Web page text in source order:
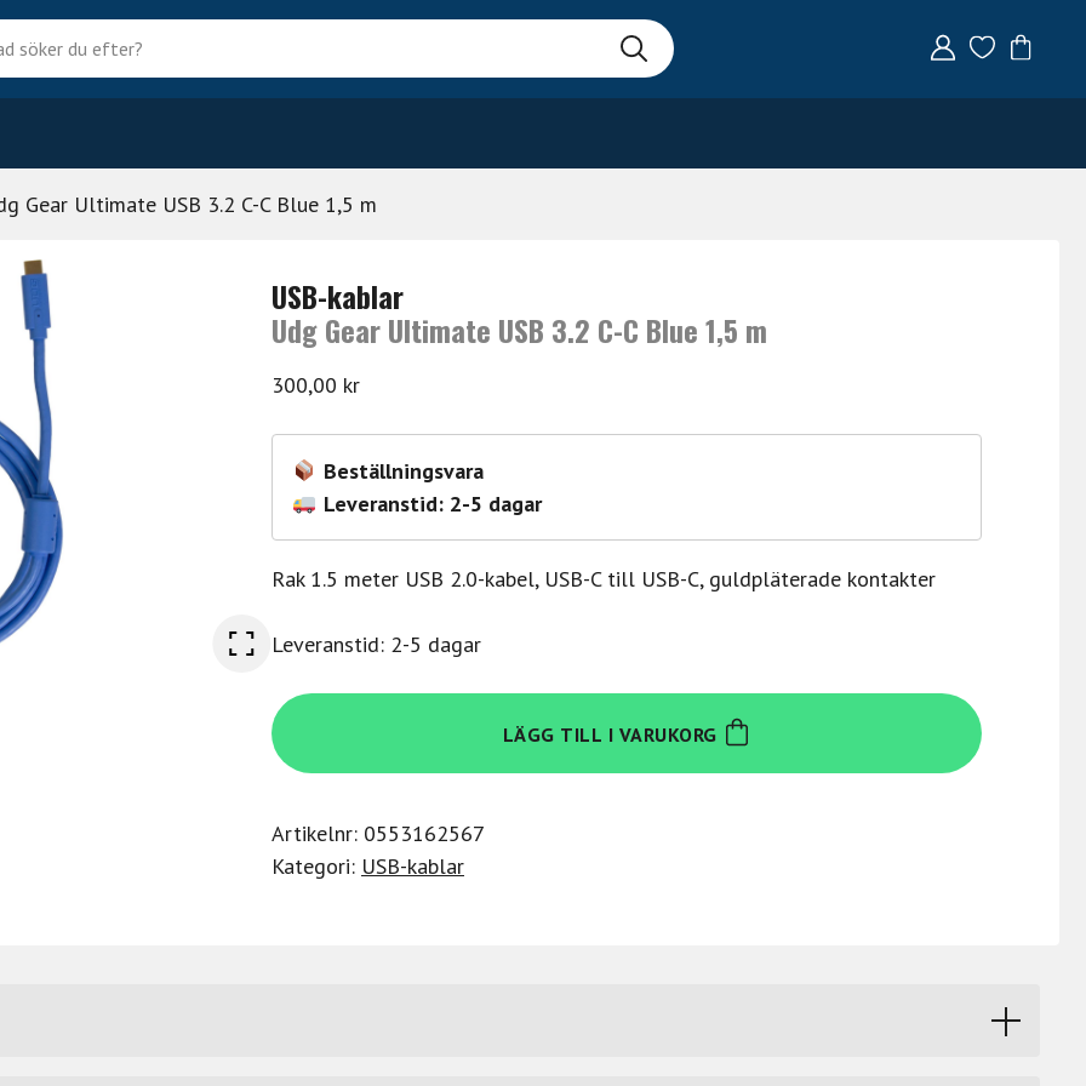
Gear Ultimate USB 3.2 C-C Blue 1,5 m
USB-kablar
Udg Gear Ultimate USB 3.2 C-C Blue 1,5 m
300,00 kr
Beställningsvara
Leveranstid: 2-5 dagar
Rak 1.5 meter USB 2.0-kabel, USB-C till USB-C, guldpläterade kontakter
Leveranstid: 2-5 dagar
Udg
Gear
Ultimate
3.2
C-
LÄGG TILL I VARUKORG
Artikelnr: 0553162567
Kategori: USB-kablar